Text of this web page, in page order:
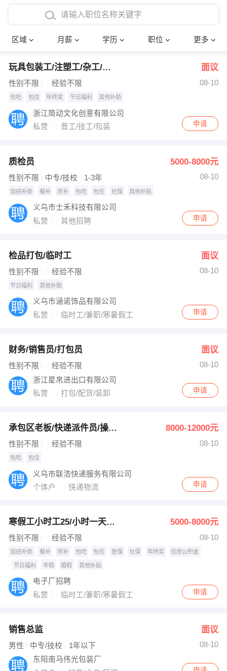
区域 月薪 学历 职位 更多
4000-5000元
8000-12000元
12000-20000元
其他
博士
文员
财务会计
超市零售
快递员
收银员 技术员/工程师
水电/机修
保洁
跟单
确定
玩具包装工/注塑工/杂工/粉料员 面议
性别不限 经验不限 08-10
包吃 包住 年终奖 节日福利 其他补助
浙江简动文化创意有限公司
私营
普工/技工/包装 申请
质检员 5000-8000元
性别不限 中专/技校 1-3年 08-10
加班补助 餐补 房补 包吃 包住 社保 其他补贴
义乌市士禾科技有限公司
私营
其他招聘 申请
检品打包/临时工 面议
性别不限 经验不限 08-10
节日福利 其他补助
义乌市涵诺饰品有限公司
私营
临时工/兼职/寒暑假工 申请
财务/销售员/打包员 面议
性别不限 经验不限
08-10
浙江星帛进出口有限公司
私营
打包/配货/装卸 申请
承包区老板/快递派件员/操作员 8000-12000元
性别不限 经验不限 08-10
包吃 包住
义乌市联浩快递服务有限公司
个体户
快递物流 申请
寒假工小时工25/小时一天275 5000-8000元
性别不限 经验不限 08-10
加班补助 餐补 房补 包吃 包住 医保 社保 年终奖 住房公积金
节日福利 年假 婚假 其他补贴
电子厂招聘
私营
临时工/兼职/寒暑假工 申请
销售总监 面议
男性 中专/技校 1年以下
08-10
东阳南马伟光包装厂